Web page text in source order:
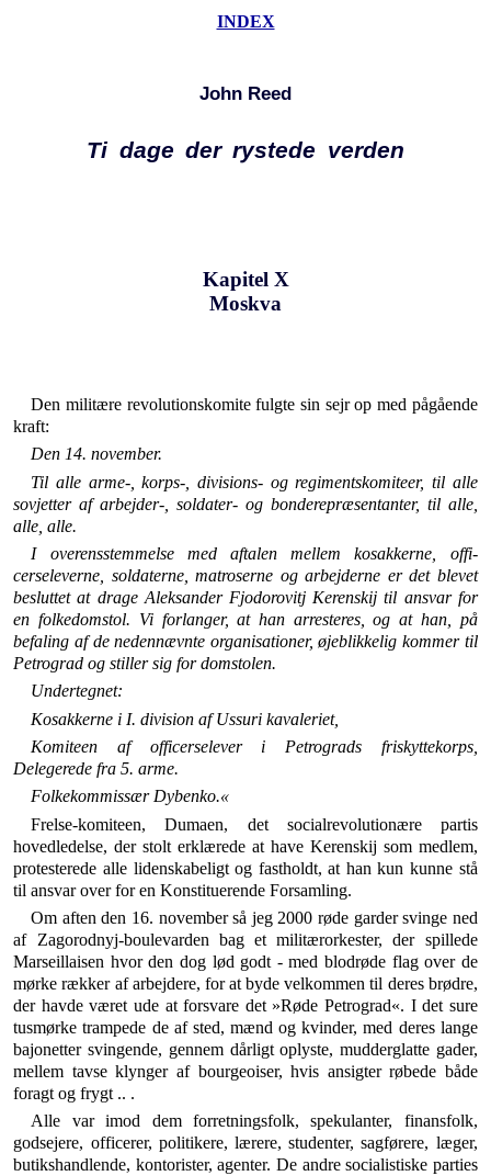
INDEX
John Reed
Ti dage der rystede verden
Kapitel X
Moskva
Den militære revolutionskomite fulgte sin sejr op med pågående
kraft:
Den 14. november.
Til alle arme-, korps-, divisions- og regimentskomiteer, til alle
sovjetter af arbejder-, soldater- og bonderepræsentanter, til alle,
alle, alle.
I overensstemmelse med aftalen mellem kosakkerne, offi­
cerseleverne, soldaterne, matroserne og arbejderne er det ble­vet
besluttet at drage Aleksander Fjodorovitj Kerenskij til an­svar for
en folkedomstol. Vi forlanger, at han arresteres, og at han, på
befaling af de nedennævnte organisationer, øjeblikke­lig kommer til
Petrograd og stiller sig for domstolen.
Undertegnet:
Kosakkerne i I. division af Ussuri kavaleriet,
Komiteen af officerselever i Petrograds friskyttekorps,
Delegerede fra 5. arme.
Folkekommissær Dybenko.«
Frelse-komiteen, Dumaen, det socialrevolutionære partis
hovedledelse, der stolt erklærede at have Keren­skij som medlem,
protesterede alle lidenskabeligt og fastholdt, at han kun kunne stå
til ansvar over for en Konstituerende Forsamling.
Om aften den 16. november så jeg 2000 røde garder svinge ned
af Zagorodnyj-boulevarden bag et militær­orkester, der spillede
Marseillaisen hvor den dog lød godt - med blodrøde flag over de
mørke rækker af ar­bejdere, for at byde velkommen til deres brødre,
der havde været ude at forsvare det »Røde Petrograd«. I det sure
tusmørke trampede de af sted, mænd og kvinder, med deres lange
bajonetter svingende, gennem dårligt oplyste, mudderglatte gader,
mellem tavse klynger af bourgeoiser, hvis ansigter røbede både
foragt og frygt .. .
Alle var imod dem forretningsfolk, spekulanter, fi­nansfolk,
godsejere, officerer, politikere, lærere, stu­denter, sagførere, læger,
butikshandlende, kontorister, agenter. De andre socialistiske parties